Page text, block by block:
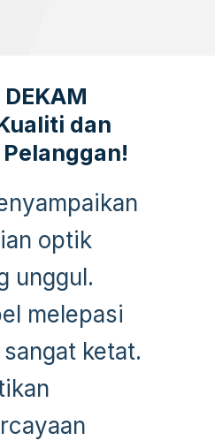
dan
optik
unggul.
melepasi
ketat.